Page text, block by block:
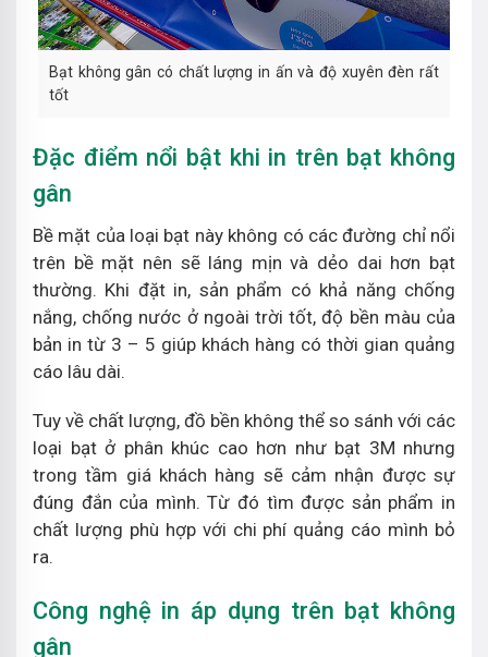
Bạt không gân có chất lượng in ấn và độ xuyên đèn rất
tốt
Đặc điểm nổi bật khi in trên bạt không
gân
Bề mặt của loại bạt này không có các đường chỉ nổi
trên bề mặt nên sẽ láng mịn và dẻo dai hơn bạt
thường. Khi đặt in, sản phẩm có khả năng chống
nắng, chống nước ở ngoài trời tốt, độ bền màu của
bản in từ 3 – 5 giúp khách hàng có thời gian quảng
cáo lâu dài.
Tuy về chất lượng, đồ bền không thể so sánh với các
loại bạt ở phân khúc cao hơn như bạt 3M nhưng
trong tầm giá khách hàng sẽ cảm nhận được sự
đúng đắn của mình. Từ đó tìm được sản phẩm in
chất lượng phù hợp với chi phí quảng cáo mình bỏ
ra.
Công nghệ in áp dụng trên bạt không
gân